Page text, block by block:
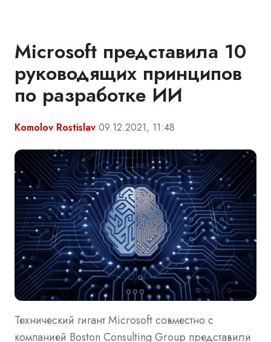
Microsoft представила 10
руководящих принципов
по разработке ИИ
Komolov Rostislav 09.12.2021, 11:48
Технический гигант Microsoft совместно с
компанией Boston Consulting Group представили